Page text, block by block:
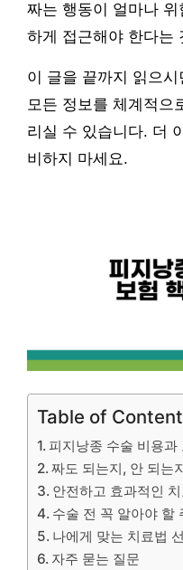
짜는 행동이 얼마나
하게 접근해야 한다는
이 글을 끝까지 읽으
모든 정보를 체계적으
리실 수 있습니다. 더
비하지 마세요.
Table of
피지낭종 수술 비용과
짜도 되는지, 안 되는
안전하고 효과적인
수술 전 꼭 알아야 할
나에게 맞는 치료법
자주 묻는 질문